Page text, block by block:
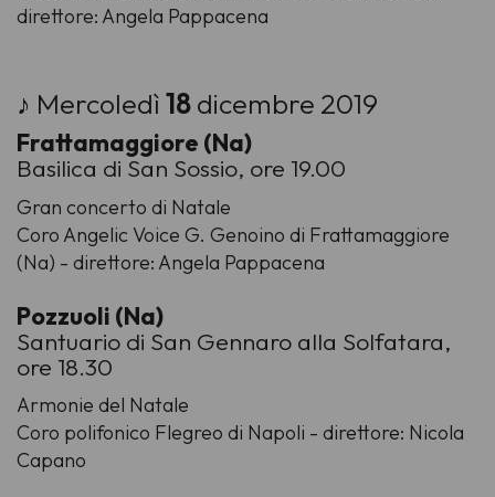
direttore: Angela Pappacena
♪ Mercoledì18dicembre 2019
Frattamaggiore (Na)
Basilica di San Sossio, ore 19.00
Gran concerto di Natale
Coro Angelic Voice G. Genoino di Frattamaggiore
(Na) - direttore: Angela Pappacena
Pozzuoli (Na)
Santuario di San Gennaro alla Solfatara,
ore 18.30
Armonie del Natale
Coro polifonico Flegreo di Napoli - direttore: Nicola
Capano